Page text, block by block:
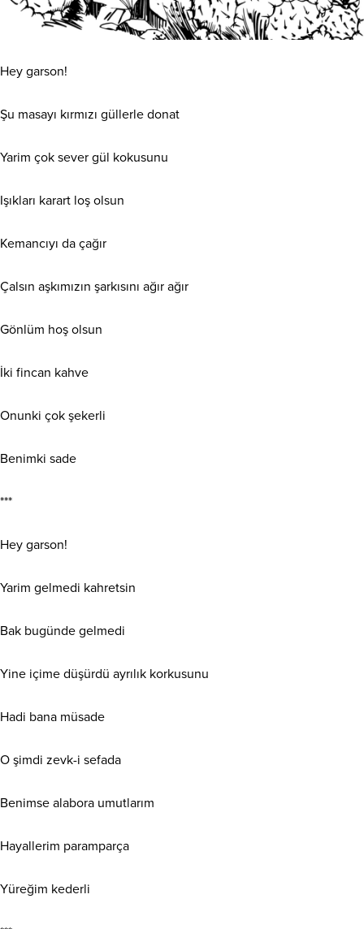
Hey garson!
Şu masayı kırmızı güllerle donat
Yarim çok sever gül kokusunu
Işıkları karart loş olsun
Kemancıyı da çağır
Çalsın aşkımızın şarkısını ağır ağır
Gönlüm hoş olsun
İki fincan kahve
Onunki çok şekerli
Benimki sade
***
Hey garson!
Yarim gelmedi kahretsin
Bak bugünde gelmedi
Yine içime düşürdü ayrılık korkusunu
Hadi bana müsade
O şimdi zevk-i sefada
Benimse alabora umutlarım
Hayallerim paramparça
Yüreğim kederli